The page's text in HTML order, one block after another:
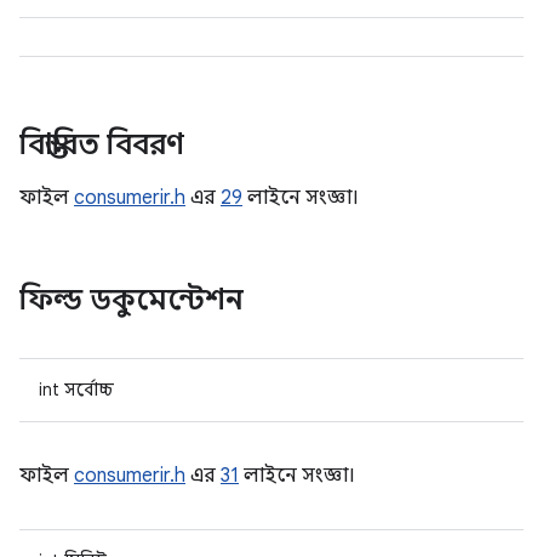
বিস্তারিত বিবরণ
ফাইল consumerir.h এর 29 লাইনে সংজ্ঞা।
ফিল্ড ডকুমেন্টেশন
int সর্বোচ্চ
ফাইল consumerir.h এর 31 লাইনে সংজ্ঞা।